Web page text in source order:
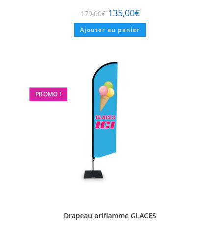
179,00€ 135,00€
Ajouter au panier
PROMO !
Drapeau oriflamme GLACES